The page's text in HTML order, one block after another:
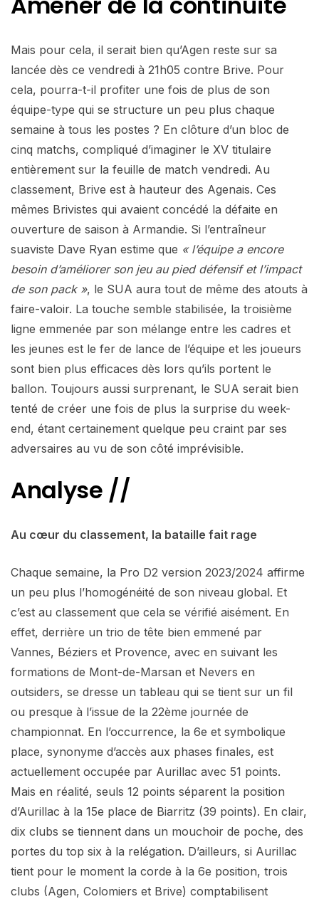
Mais pour cela, il serait bien qu’Agen reste sur sa
lancée dès ce vendredi à 21h05 contre Brive. Pour
cela, pourra-t-il profiter une fois de plus de son
équipe-type qui se structure un peu plus chaque
semaine à tous les postes ? En clôture d’un bloc de
cinq matchs, compliqué d’imaginer le XV titulaire
entièrement sur la feuille de match vendredi. Au
classement, Brive est à hauteur des Agenais. Ces
mêmes Brivistes qui avaient concédé la défaite en
ouverture de saison à Armandie. Si l’entraîneur
suaviste Dave Ryan estime que « l’équipe a encore
besoin d’améliorer son jeu au pied défensif et l’impact
de son pack », le SUA aura tout de même des atouts à
faire-valoir. La touche semble stabilisée, la troisième
ligne emmenée par son mélange entre les cadres et
les jeunes est le fer de lance de l’équipe et les joueurs
sont bien plus efficaces dès lors qu’ils portent le
ballon. Toujours aussi surprenant, le SUA serait bien
tenté de créer une fois de plus la surprise du week-
end, étant certainement quelque peu craint par ses
adversaires au vu de son côté imprévisible.
Analyse //
Au cœur du classement, la bataille fait rage
Chaque semaine, la Pro D2 version 2023/2024 affirme
un peu plus l’homogénéité de son niveau global. Et
c’est au classement que cela se vérifié aisément. En
effet, derrière un trio de tête bien emmené par
Vannes, Béziers et Provence, avec en suivant les
formations de Mont-de-Marsan et Nevers en
outsiders, se dresse un tableau qui se tient sur un fil
ou presque à l’issue de la 22ème journée de
championnat. En l’occurrence, la 6e et symbolique
place, synonyme d’accès aux phases finales, est
actuellement occupée par Aurillac avec 51 points.
Mais en réalité, seuls 12 points séparent la position
d’Aurillac à la 15e place de Biarritz (39 points). En clair,
dix clubs se tiennent dans un mouchoir de poche, des
portes du top six à la relégation. D’ailleurs, si Aurillac
tient pour le moment la corde à la 6e position, trois
clubs (Agen, Colomiers et Brive) comptabilisent